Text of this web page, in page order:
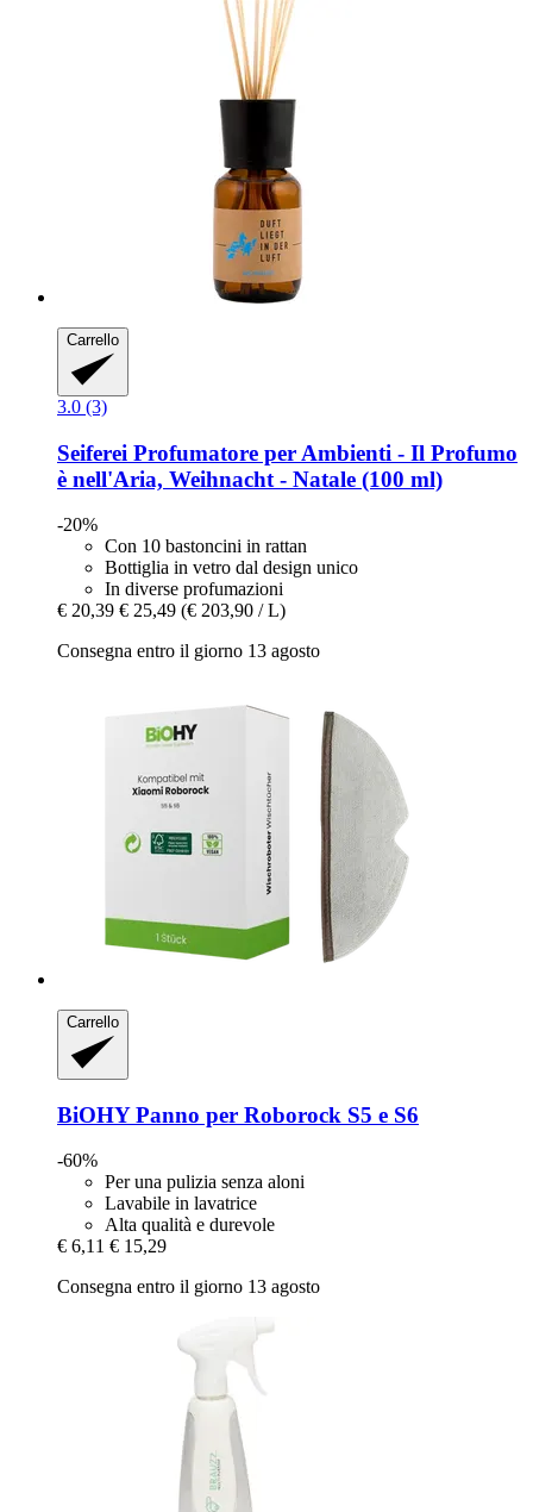
Carrello
3.0 (3)
Seiferei Profumatore per Ambienti -​ Il Profumo
è nell'Aria, Weihnacht -​ Natale (100 ml)
-20%
Con 10 bastoncini in rattan
Bottiglia in vetro dal design unico
In diverse profumazioni
€ 20,39 € 25,49 (€ 203,90 / L)
Consegna entro il giorno 13 agosto
Carrello
BiOHYPanno per Roborock S5 e S6
-60%
Per una pulizia senza aloni
Lavabile in lavatrice
Alta qualità e durevole
€ 6,11 € 15,29
Consegna entro il giorno 13 agosto